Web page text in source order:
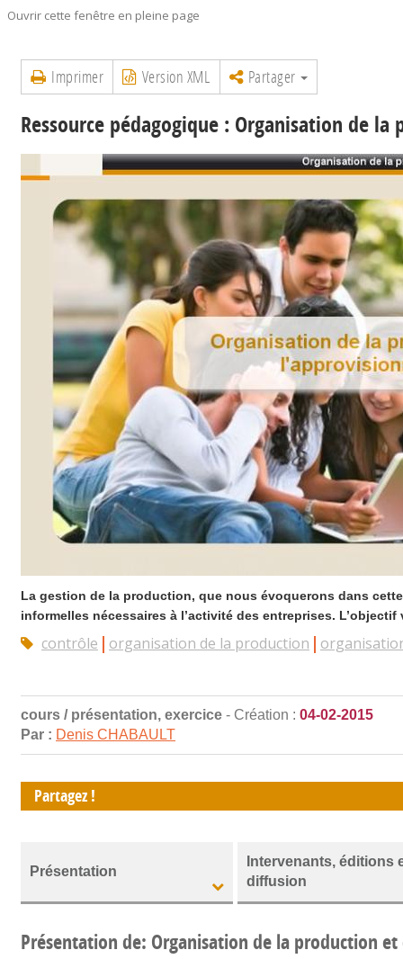
Ouvrir cette fenêtre en pleine page
Imprimer Version XML Partager
Ressource pédagogique : Organisation de
La gestion de la production, que nous évoquerons dans
informelles nécessaires à l’activité des entreprises.
contrôle organisation de la production
cours / présentation, exercice - Création : 04-02-2015
Par : Denis CHABAULT
Partagez !
Présentation
Intervenants, éditions
diffusion
Présentation de: Organisation de la production